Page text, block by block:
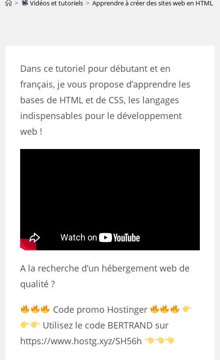
> Vidéos et tutoriels > Apprendre à créer des sites web en HTML
Dans ce tutoriel pour débutant et en
français, je vous propose d’apprendre les
bases de HTML et de CSS, les langages
indispensables pour le développement
web !
A la recherche d’un hébergement web de
qualité ?
Code promo Hostinger
Utilisez le code BERTRAND sur
https://www.hostg.xyz/SH56h